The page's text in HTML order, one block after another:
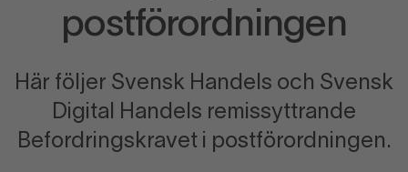
postförordningen
Här följer Svensk Handels och Svensk
Digital Handels remissyttrande
Befordringskravet i postförordningen.